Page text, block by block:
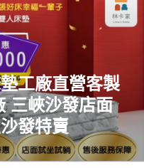
工廠直營客製
三峽沙發店面
發特賣